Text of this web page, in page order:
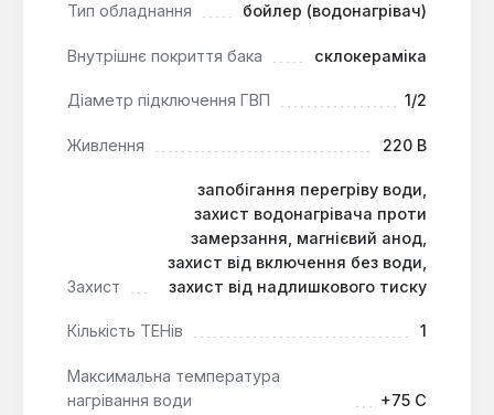
Повний об'єм бака
нагрівається до +75°C всього за 23 хвилини.
встановлення над мийкою в умовах
покриття, магнієвий анод та захист від
перегріву, замерзання, включення без води та
надлишкового тиску.
Просте управління:Механічний
терморегулятор та світлові індикатори
Цей бойлер є практичним рішенням для невеликих
кухонь, дачних будинків або офісних приміщень,
Тип обладнання бойлер (водонагрівач)
Внутрішнє покриття бака склокераміка
Діаметр підключення ГВП 1/2
Живлення 220 В
Захист
запобігання перегріву води,
захист водонагрівача проти
замерзання, магнієвий анод,
захист від включення без води,
захист від надлишкового тиску
Кількість ТЕНів 1
Максимальна температура
нагрівання води
+75 C